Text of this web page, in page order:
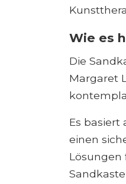
Wie es
Die
Margaret
Es basiert
einen
Lösungen